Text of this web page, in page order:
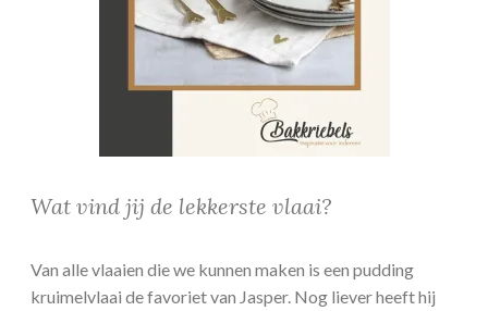
Wat vind jij de lekkerste vlaai?
Van alle vlaaien die we kunnen maken is een pudding
kruimelvlaai de favoriet van Jasper. Nog liever heeft hij